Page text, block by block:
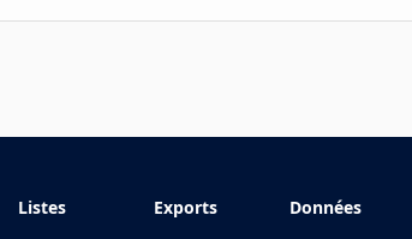
Listes Exports Données